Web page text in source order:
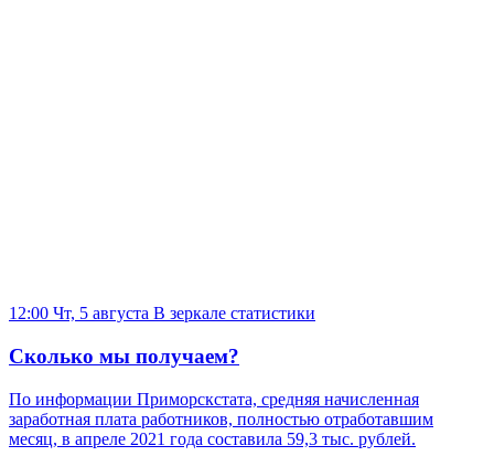
12:00 Чт, 5 августа В зеркале статистики
Сколько мы получаем?
По информации Приморскстата, средняя начисленная
заработная плата работников, полностью отработавшим
месяц, в апреле 2021 года составила 59,3 тыс. рублей.